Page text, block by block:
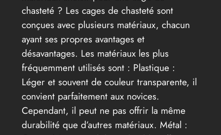
chasteté ? Les cages de chasteté sont
conçues avec plusieurs matériaux, chacun
ayant ses propres avantages et
désavantages. Les matériaux les plus
fréquemment utilisés sont : Plastique :
Léger et souvent de couleur transparente, il
convient parfaitement aux novices.
Cependant, il peut ne pas offrir la même
durabilité que d’autres matériaux. Métal :